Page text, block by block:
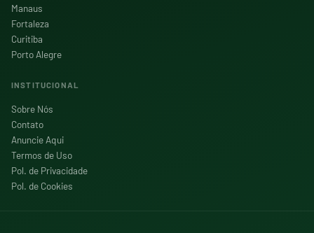
Manaus
Fortaleza
Curitiba
Porto Alegre
INSTITUCIONAL
Sobre Nós
Contato
Anuncie Aqui
Termos de Uso
Pol. de Privacidade
Pol. de Cookies